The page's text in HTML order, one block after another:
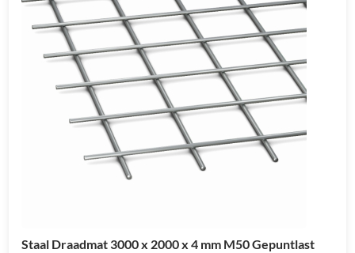
Staal Draadmat 3000 x 2000 x 4 mm M50 Gepuntlast